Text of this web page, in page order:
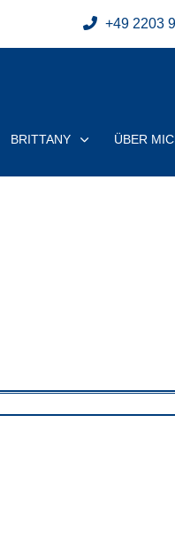
+49 2203
BRITTANY ÜBER